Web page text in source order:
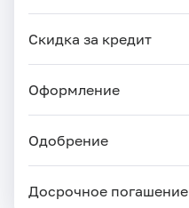
Скидка за кредит
Оформление
Одобрение
Досрочное погашение